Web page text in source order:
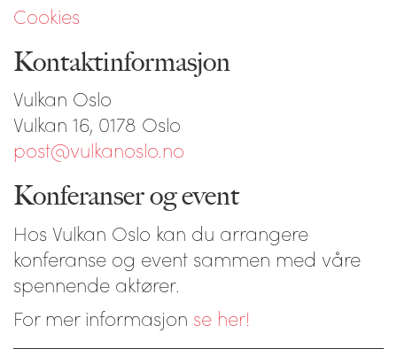
Cookies
Kontaktinformasjon
Vulkan Oslo
Vulkan 16, 0178 Oslo
post@vulkanoslo.no
Konferanser og event
Hos Vulkan Oslo kan du arrangere
konferanse og event sammen med våre
spennende aktører.
For mer informasjon se her!